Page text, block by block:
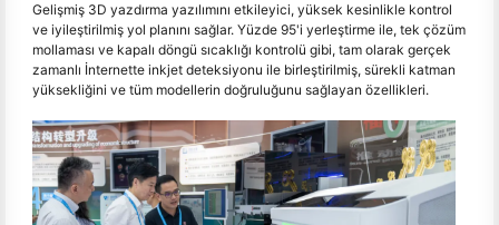
Gelişmiş 3D yazdırma yazılımını etkileyici, yüksek kesinlikle kontrol
ve iyileştirilmiş yol planını sağlar. Yüzde 95'i yerleştirme ile, tek çözüm
mollaması ve kapalı döngü sıcaklığı kontrolü gibi, tam olarak gerçek
zamanlı İnternette inkjet deteksiyonu ile birleştirilmiş, sürekli katman
yüksekliğini ve tüm modellerin doğruluğunu sağlayan özellikleri.